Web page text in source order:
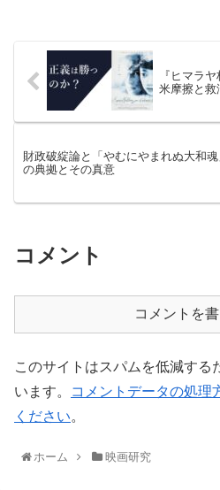
『ヒマラ
米摩擦と救
財政破綻論と「やむにやまれぬ大和魂
の典拠とその真意
コメント
コメントを
このサイトはスパムを低減する
います。
コメントデータの処理
ください。
ホーム 映画研究